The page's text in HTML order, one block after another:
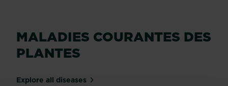
MALADIES COURANTES DES
PLANTES
Explore all diseases